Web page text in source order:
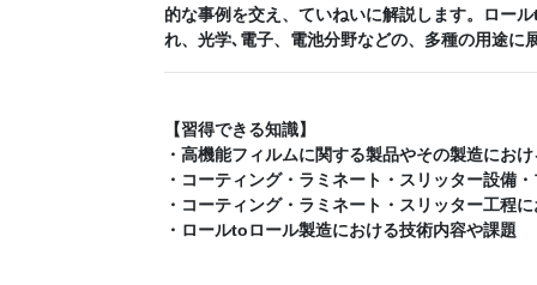
的な事例を交え、ていねいに解説します。ロー
れ、光学､電子、電池分野などの、多種の用途
【習得できる知識】
・高機能フィルムに関する製品やその製造にお
・コーティング・ラミネート・スリッター設備
・コーティング・ラミネート・スリッター工程
・ロールtoロール製造における技術内容や課題